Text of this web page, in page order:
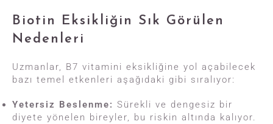
Biotin Eksikliğin Sık Görülen
Nedenleri
Uzmanlar, B7 vitamini eksikliğine yol açabilecek
bazı temel etkenleri aşağıdaki gibi sıralıyor:
Yetersiz Beslenme: Sürekli ve dengesiz bir
diyete yönelen bireyler, bu riskin altında kalıyor.